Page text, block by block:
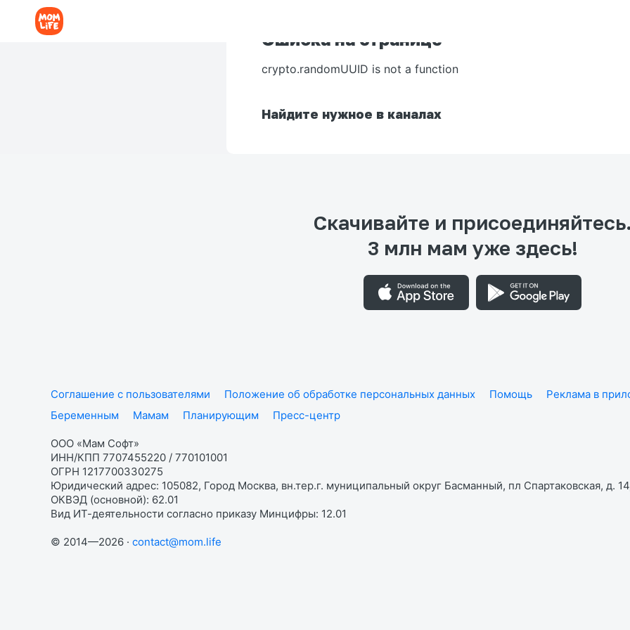
Ошибка на странице
crypto.randomUUID is not a function
Найдите нужное в каналах
Скачивайте и присоединяйтесь.
3 млн мам уже здесь!
Соглашение с пользователями Положение об обработке персональных данных Помощь Реклама в
Беременным
Мамам Планирующим Пресс-центр
ООО «Мам Софт»
ИНН/КПП 7707455220 / 770101001
ОГРН 1217700330275
Юридический адрес: 105082, Город Москва, вн.тер.г. муниципальный округ Басманный, пл Спартаковская, д.
ОКВЭД (основной): 62.01
Вид ИТ-деятельности согласно приказу Минцифры: 12.01
© 2014—2026 · contact@mom.life